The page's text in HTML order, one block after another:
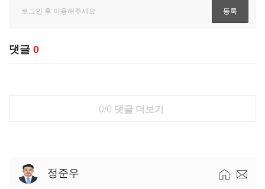
댓글 0
0/0 댓글 더보기
정준우